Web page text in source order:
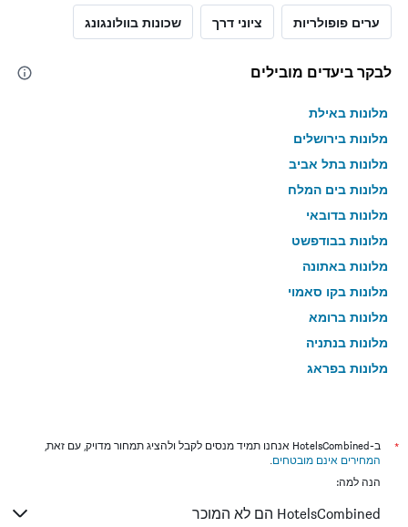
ערים פופולריות ציוני דרך שכונות בוולונגונג
לבקר ביעדים מובילים
מלונות באילת
מלונות בירושלים
מלונות בתל אביב
מלונות בים המלח
מלונות בדובאי
מלונות בבודפשט
מלונות באתונה
מלונות בקו סאמוי
מלונות ברומא
מלונות בנתניה
מלונות בפראג
מלונות בניו יורק
מלונות בבנגקוק
מלונות בבוקרשט
*
ב-HotelsCombined אנחנו תמיד מנסים לקבל ולהציג תמחור מדויק, עם זאת,
המחירים אינם מובטחים.
הנה למה:
HotelsCombined הם לא המוכר